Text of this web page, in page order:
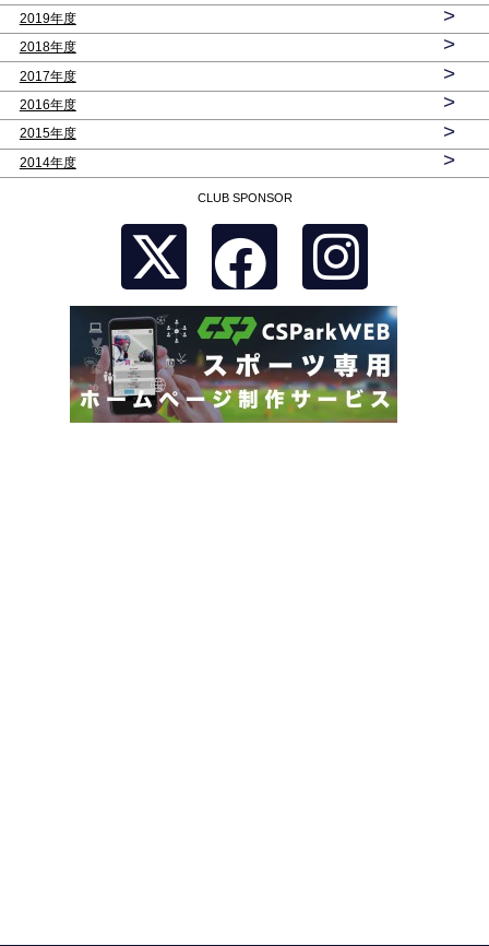
2019年度 >
2018年度 >
2017年度 >
2016年度 >
2015年度 >
2014年度 >
CLUB SPONSOR